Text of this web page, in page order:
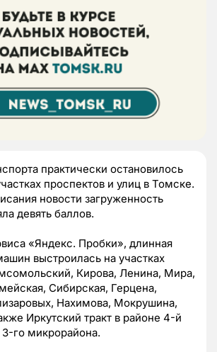
практически остановилось
проспектов и улиц в Томске.
новости загруженность
девять баллов.
«Яндекс. Пробки», длинная
выстроилась на участках
Кирова, Ленина, Мира,
Сибирская, Герцена,
Нахимова, Мокрушина,
Иркутский тракт в районе 4-й
го микрорайона.